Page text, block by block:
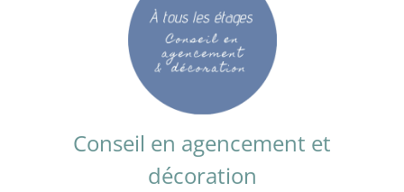
Conseil en agencement et
décoration